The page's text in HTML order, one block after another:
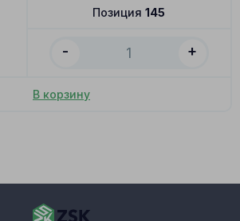
Позиция 145
- +
В корзину